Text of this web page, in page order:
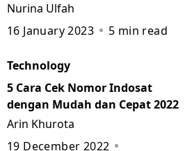
Nurina Ulfah
16 January 2023
5 min read
Technology
5 Cara Cek Nomor Indosat
dengan Mudah dan Cepat 2022
Arin Khurota
19 December 2022